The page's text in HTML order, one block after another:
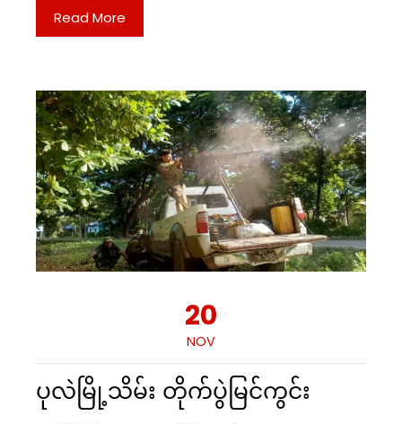
Read More
20
NOV
ပုလဲမြို့သိမ်း တိုက်ပွဲမြင်ကွင်း